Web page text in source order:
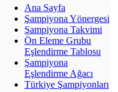
Ana Sayfa
Şampiyona Yönergesi
Şampiyona Takvimi
Ön Eleme Grubu
Eşlendirme Tablosu
Şampiyona
Eşlendirme Ağacı
Türkiye Şampiyonları